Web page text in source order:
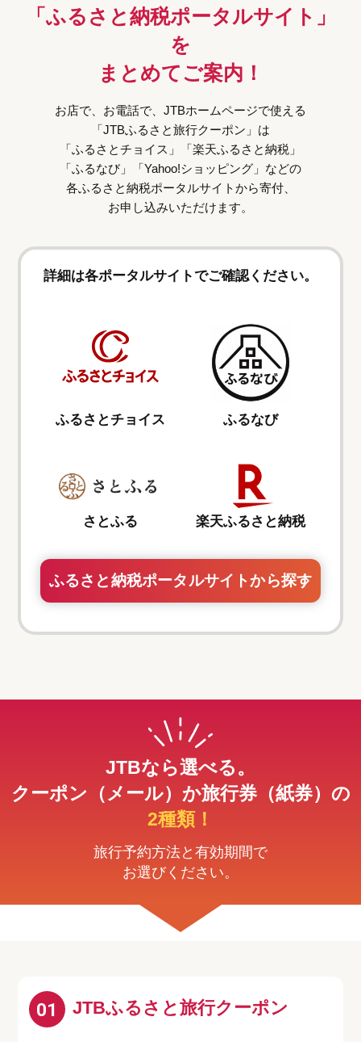
「ふるさと納税ポータルサイト」
を
まとめてご案内！
お店で、お電話で、JTBホームページで使える
「JTBふるさと旅行クーポン」は
「ふるさとチョイス」「楽天ふるさと納税」
「ふるなび」「Yahoo!ショッピング」などの
各ふるさと納税ポータルサイトから寄付、
お申し込みいただけます。
詳細は各ポータルサイトでご確認ください。
ふるさとチョイス ふるなび
さとふる 楽天ふるさと納税
ふるさと納税ポータルサイトから探す
JTBなら選べる。
クーポン（メール）か旅行券（紙券）の
2種類！
旅行予約方法と有効期間で
お選びください。
01 JTBふるさと旅行クーポン